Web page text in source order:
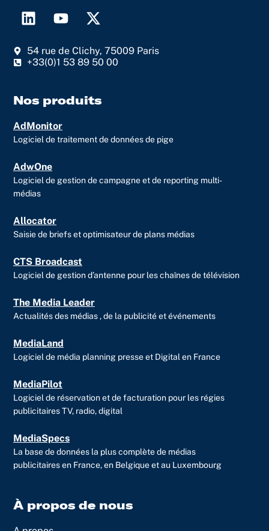
L
i
k
e
i
Y
o
t
u
e
X
-
w
i
t
54 rue de Clichy, 75009 Paris
+33(0)1 53 89 50 00
Nos produits
AdMonitor
Logiciel de traitement de données de pige
AdwOne
Logiciel de gestion de campagne et de reporting multi-
médias
Allocator
Saisie de briefs et optimisateur de plans médias
CTS Broadcast
Logiciel de gestion d’antenne pour les chaînes de télévision
The Media Leader
Actualités des médias , de la publicité et événements
MediaLand
Logiciel de média planning presse et Digital en France
MediaPilot
Logiciel de réservation et de facturation pour les régies
publicitaires TV, radio, digital
MediaSpecs
La base de données la plus complète de médias
publicitaires en France, en Belgique et au Luxembourg
À propos de nous